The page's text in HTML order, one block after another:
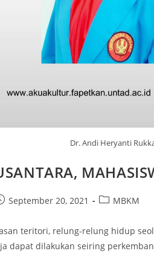
Dr. Andi Heryanti
September 20, 2021 MBKM
teritori, relung-relung hidup
dapat dilakukan seiring